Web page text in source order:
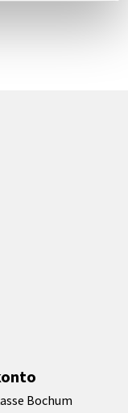
Bochum